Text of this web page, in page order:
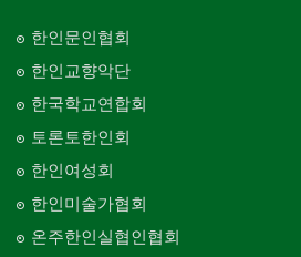
현금인출기
ATM
Art Gallery/Framing
행사/이벤트
Event
인벤토리
단체-음악/미술
Organization-Music/Art
Organization-Buddhist
Organization-Christianity
교회-장로교회
Church-Presbyterian
한인문인협회
한인교향악단
한국학교연합회
토론토한인회
한인여성회
한인미술가협회
온주한인실협인협회